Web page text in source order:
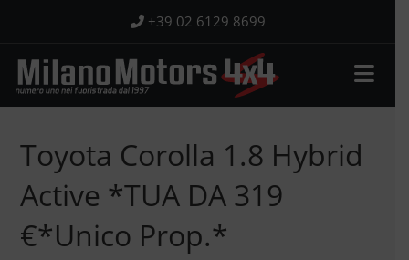
contenuto
+39 02 6129 8699
Toyota Corolla 1.8 Hybrid
Active *TUA DA 319
€*Unico Prop.*